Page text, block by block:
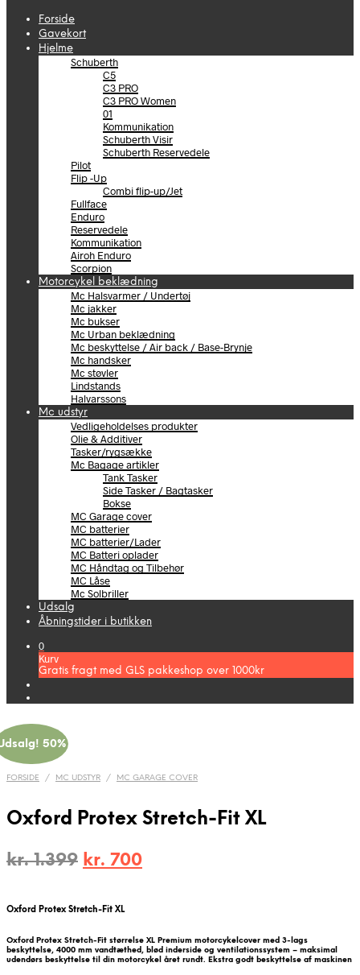
Forside
Gavekort
Hjelme
Schuberth
C5
C3 PRO
C3 PRO Women
01
Kommunikation
Schuberth Visir
Schuberth Reservedele
Pilot
Flip -Up
Combi flip-up/Jet
Fullface
Enduro
Reservedele
Kommunikation
Airoh Enduro
Scorpion
Motorcykel beklædning
Mc Halsvarmer / Undertøj
Mc jakker
Mc bukser
Mc Urban beklædning
Mc beskyttelse / Air back / Base-Brynje
Mc handsker
Mc støvler
Lindstands
Halvarssons
Mc udstyr
Vedligeholdelses produkter
Olie & Additiver
Tasker/rygsække
Mc Bagage artikler
Tank Tasker
Side Tasker / Bagtasker
Bokse
MC Garage cover
MC batterier
MC batterier/Lader
MC Batteri oplader
MC Håndtag og Tilbehør
MC Låse
Mc Solbriller
Udsalg
Åbningstider i butikken
0
Kurv
Gratis fragt med GLS pakkeshop over 1000kr
50%
FORSIDE / MC UDSTYR / MC GARAGE COVER
Oxford Protex Stretch-Fit XL
kr.1.399 Den
pris
kr. 1.399.
kr. 700Den
kr. 700.
Oxford Protex Stretch-Fit XL
Oxford Protex Stretch-Fit størrelse XL Premium motorcykelcover med 3-lags
beskyttelse, 4000 mm vandtæthed, blød inderside og ventilationssystem – maksimal
udendørs beskyttelse til din motorcykel året rundt. Ekstra godt beskyttelse af maskinen